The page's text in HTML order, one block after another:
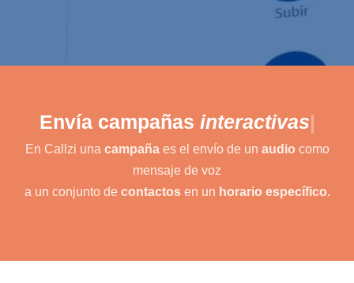
Envía campañas interactivas|
En Callzi una campañaes el envío de un audio como
mensaje de voz
a un conjunto de contactosen un horario específico.